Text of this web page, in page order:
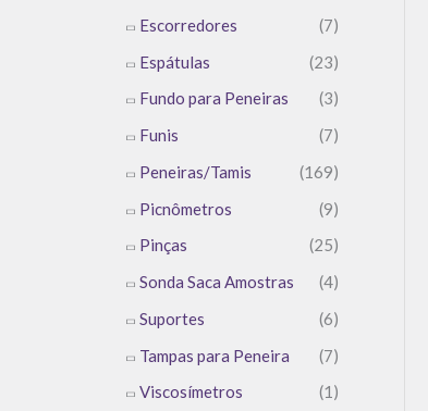
Escorredores
(7)
Espátulas
(23)
Fundo para Peneiras
(3)
Funis
(7)
Peneiras/Tamis
(169)
Picnômetros
(9)
Pinças
(25)
Sonda Saca Amostras
(4)
Suportes
(6)
Tampas para Peneira
(7)
Viscosímetros
(1)